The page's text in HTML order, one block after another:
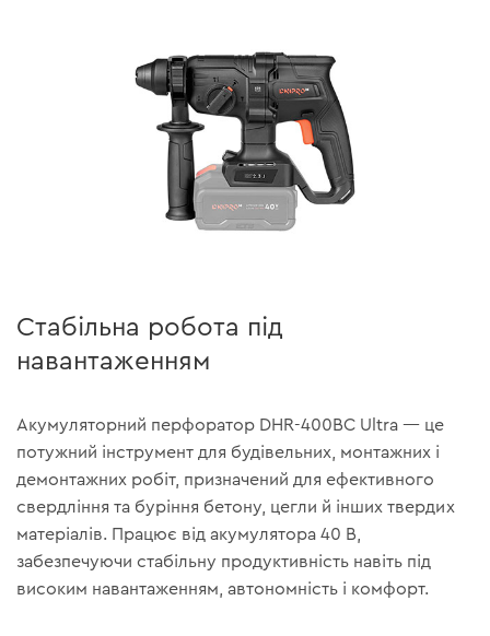
Стабільна робота під
навантаженням
Акумуляторний перфоратор DHR-400BC Ultra — це
потужний інструмент для будівельних, монтажних і
демонтажних робіт, призначений для ефективного
свердління та буріння бетону, цегли й інших твердих
матеріалів. Працює від акумулятора 40 В,
забезпечуючи стабільну продуктивність навіть під
високим навантаженням, автономність і комфорт.